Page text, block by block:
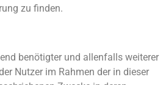
zu finden.
benötigter und allenfalls weiterer
Nutzer im Rahmen der in dieser